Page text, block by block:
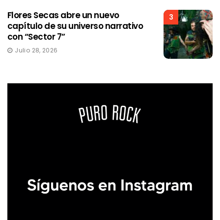
3
Flores Secas abre un nuevo
capítulo de su universo narrativo
con “Sector 7”
Julio 28, 2026